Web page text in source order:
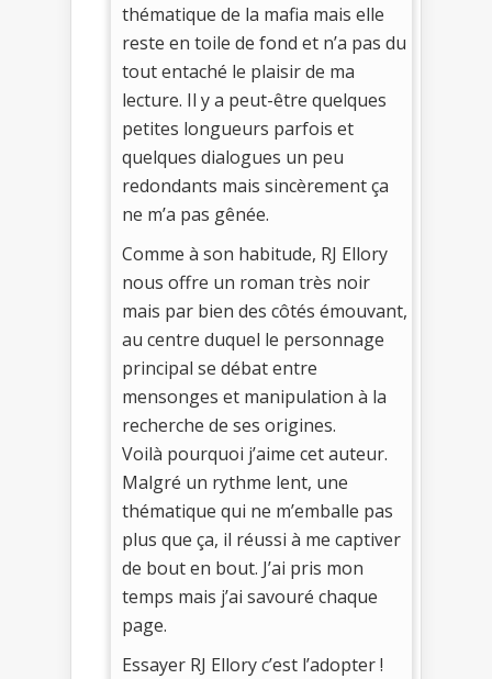
thématique de la mafia mais elle
reste en toile de fond et n’a pas du
tout entaché le plaisir de ma
lecture. Il y a peut-être quelques
petites longueurs parfois et
quelques dialogues un peu
redondants mais sincèrement ça
ne m’a pas gênée.
Comme à son habitude, RJ Ellory
nous offre un roman très noir
mais par bien des côtés émouvant,
au centre duquel le personnage
principal se débat entre
mensonges et manipulation à la
recherche de ses origines.
Voilà pourquoi j’aime cet auteur.
Malgré un rythme lent, une
thématique qui ne m’emballe pas
plus que ça, il réussi à me captiver
de bout en bout. J’ai pris mon
temps mais j’ai savouré chaque
page.
Essayer RJ Ellory c’est l’adopter !